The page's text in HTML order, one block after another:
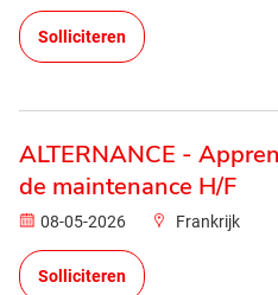
Solliciteren
ALTERNANCE -
de maintenance H/F
08-05-2026 Frankrijk
Solliciteren